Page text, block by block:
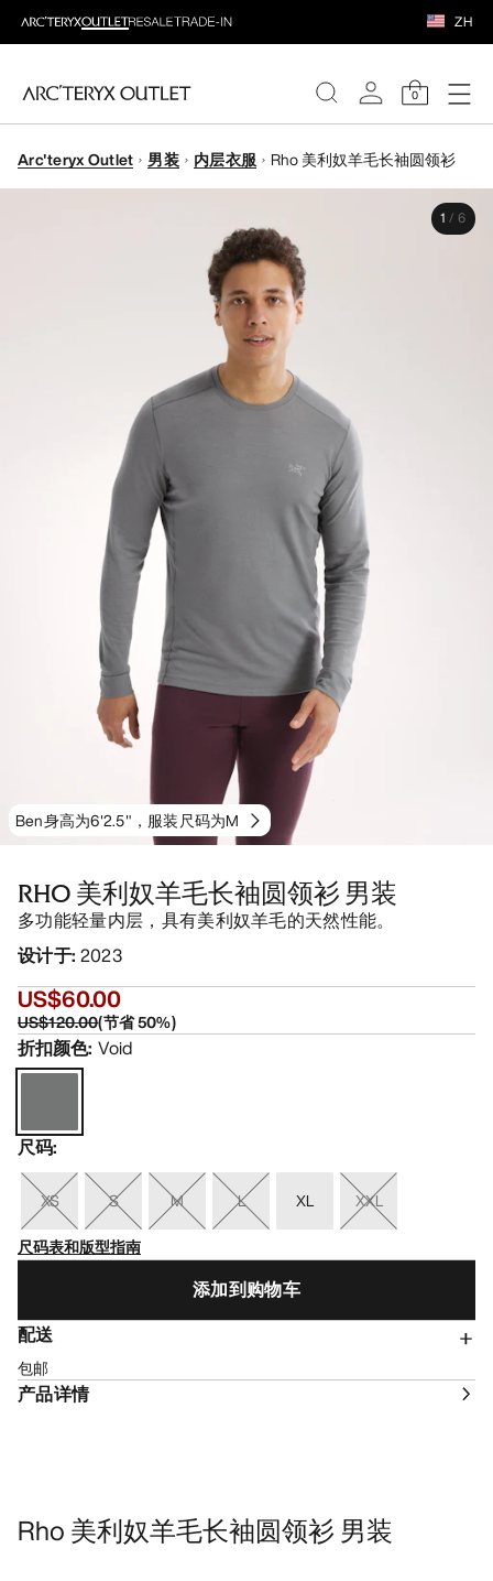
ZH
0
女装
Arc'teryx Outlet 男装 内层衣服 Rho 美利奴羊毛长袖圆领衫
Ben身高为6'2.5"，服装尺码为M
1 / 6
RHO 美利奴羊毛长袖圆领衫 男装
多功能轻量内层，具有美利奴羊毛的天然性能。
设计于: 2023
US$60.00
US$120.00(节省50%)
折扣颜色: Void
尺码:
XS S M L XL
XXL
尺码表和版型指南
添加到购物车
配送
包邮
产品详情
Rho 美利奴羊毛长袖圆领衫 男装